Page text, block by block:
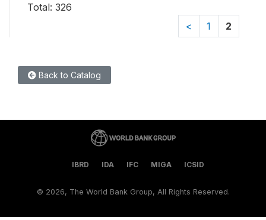
Total: 326
<
1 2
Back to Catalog
IBRD IDA IFC MIGA ICSID
© 2026, The World Bank Group, All Rights Reserved.